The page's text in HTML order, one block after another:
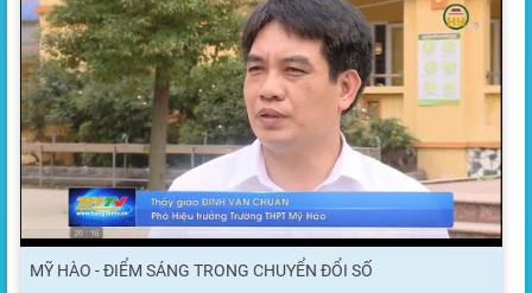
MỸ HÀO - ĐIỂM SÁNG TRONG CHUYỂN ĐỔI SỐ